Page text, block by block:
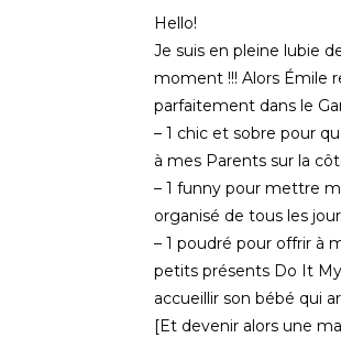
Hello!
Je suis en pleine lubie
moment !!! Alors Émile
parfaitement dans le
– 1 chic et sobre pour
à mes Parents sur la
– 1 funny pour mettre
organisé de tous les
– 1 poudré pour offrir à
petits présents Do It
accueillir son bébé qui
[Et devenir alors une